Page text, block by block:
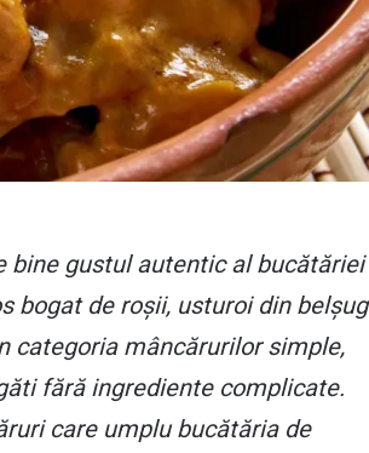
bine gustul autentic al bucătăriei
bogat de roșii, usturoi din belșug
categoria mâncărurilor simple,
fără ingrediente complicate.
care umplu bucătăria de